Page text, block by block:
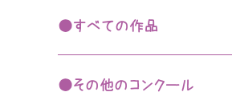
園について
バスルート
●すべての作品
●その他のコンクール